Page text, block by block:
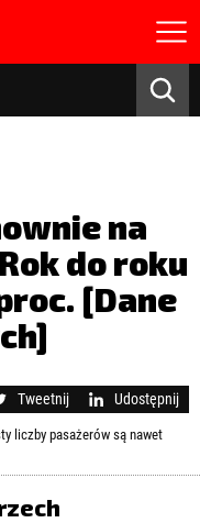
na
do roku
[Dane
Tweetnij Udostępnij
liczby pasażerów są nawet